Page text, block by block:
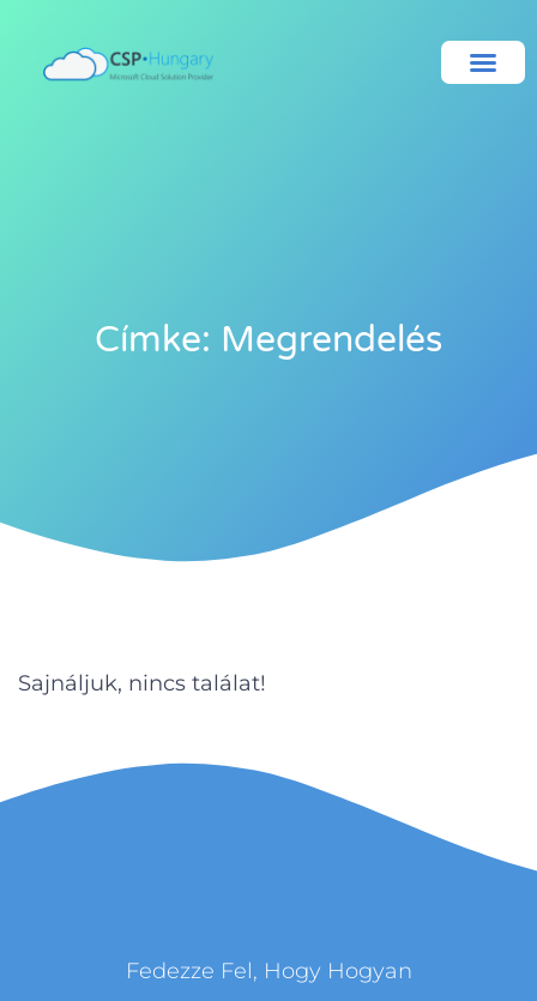
Címke: Megrendelés
Sajnáljuk, nincs találat!
Fedezze Fel, Hogy Hogyan